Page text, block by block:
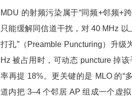
MDU 的射频污染属于“同频+邻频+
只能缓解同信道干扰，对 40 MHz
打孔”（Preamble Puncturing）升级
Hz 被占用时，可动态 puncture 掉
率再提 18%。更关键的是 MLO 的“
道内把 3–4 个邻居 AP 组成一个虚